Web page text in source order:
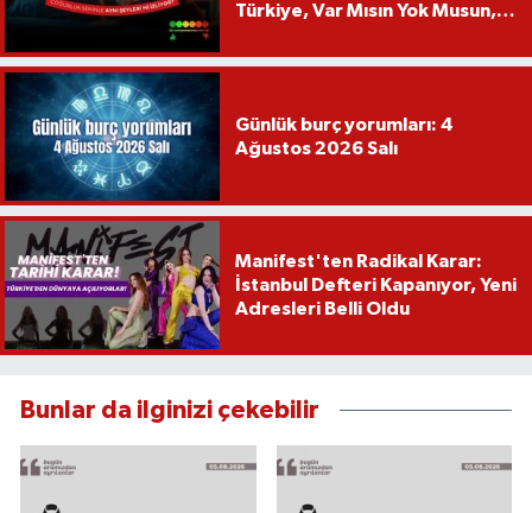
Türkiye, Var Mısın Yok Musun,
Günlük burç yorumları: 4
Ağustos 2026 Salı
Manifest'ten Radikal Karar:
İstanbul Defteri Kapanıyor, Yeni
Adresleri Belli Oldu
Bunlar da ilginizi çekebilir